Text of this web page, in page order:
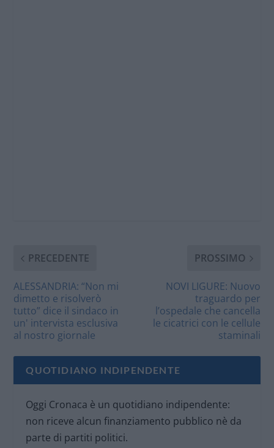
PRECEDENTE
ALESSANDRIA: “Non mi
dimetto e risolverò
tutto” dice il sindaco in
un' intervista esclusiva
al nostro giornale
PROSSIMO
NOVI LIGURE: Nuovo
traguardo per
l’ospedale che cancella
le cicatrici con le cellule
staminali
QUOTIDIANO INDIPENDENTE
Oggi Cronaca è un quotidiano indipendente:
non riceve alcun finanziamento pubblico nè da
parte di partiti politici.